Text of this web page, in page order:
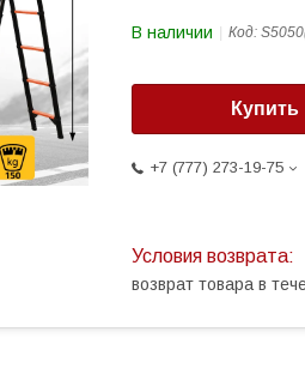
В наличии Код:
Купить
+7 (777) 273-19-75
возврат товара в